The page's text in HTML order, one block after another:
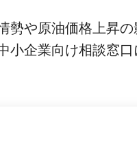
勢や原油価格上昇の
小企業向け相談窓口